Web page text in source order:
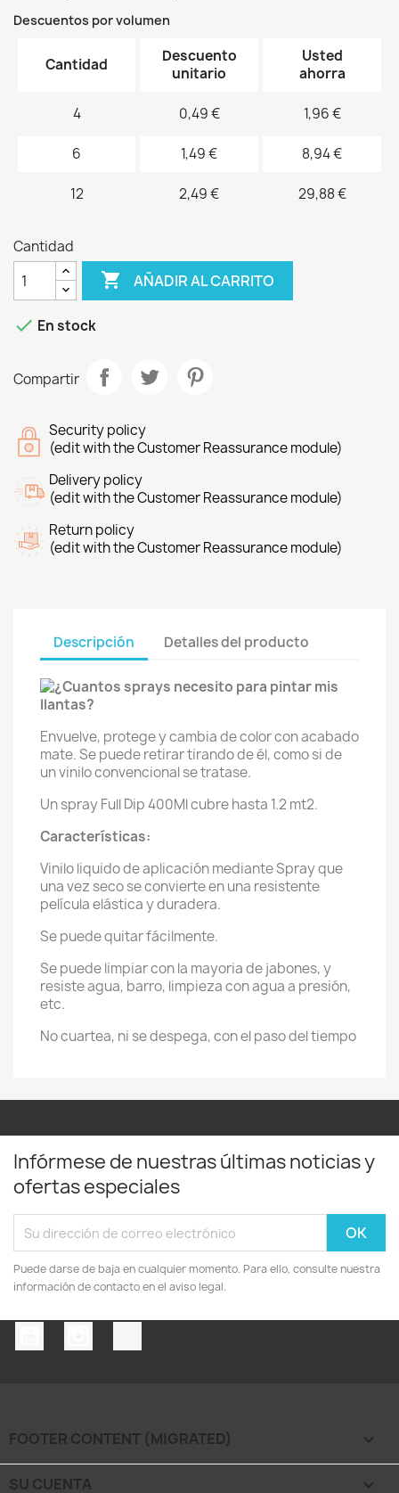
Descuentos por volumen
Cantidad
Descuento
unitario
Usted
ahorra
4 0,49 € 1,96 €
6 1,49 € 8,94 €
12 2,49 € 29,88 €
Cantidad
 AÑADIR AL CARRITO
 En stock
Compartir
Security policy
(edit with the Customer Reassurance module)
Delivery policy
(edit with the Customer Reassurance module)
Return policy
(edit with the Customer Reassurance module)
Descripción Detalles del producto
Envuelve, protege y cambia de color con acabado
mate. Se puede retirar tirando de él, como si de
un vinilo convencional se tratase.
Un spray Full Dip 400Ml cubre hasta 1.2 mt2.
Características:
Vinilo liquido de aplicación mediante Spray que
una vez seco se convierte en una resistente
película elástica y duradera.
Se puede quitar fácilmente.
Se puede limpiar con la mayoria de jabones, y
resiste agua, barro, limpieza con agua a presión,
etc.
No cuartea, ni se despega, con el paso del tiempo
Infórmese de nuestras últimas noticias y
ofertas especiales
Puede darse de baja en cualquier momento. Para ello, consulte nuestra
información de contacto en el aviso legal.
FOOTER CONTENT (MIGRATED) 
SU CUENTA 